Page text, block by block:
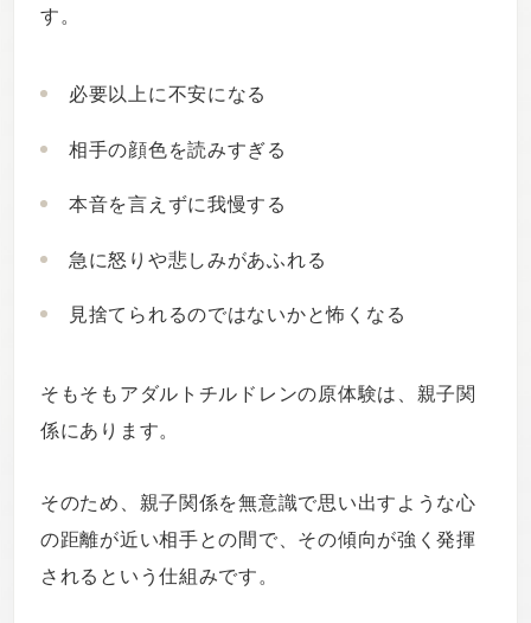
す。
必要以上に不安になる
相手の顔色を読みすぎる
本音を言えずに我慢する
急に怒りや悲しみがあふれる
見捨てられるのではないかと怖くなる
そもそもアダルトチルドレンの原体験は、親子関
係にあります。
そのため、親子関係を無意識で思い出すような心
の距離が近い相手との間で、その傾向が強く発揮
されるという仕組みです。